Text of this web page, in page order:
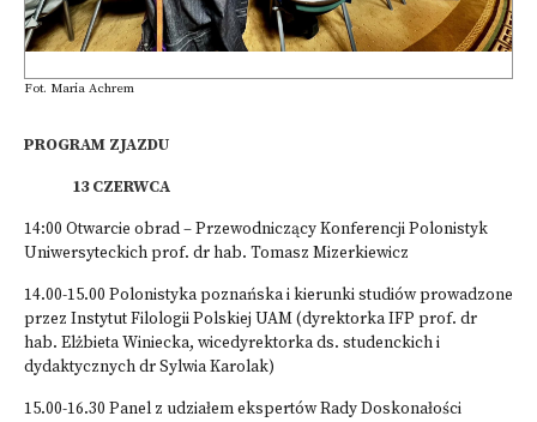
Fot. Maria Achrem
PROGRAM ZJAZDU
13 CZERWCA
14:00 Otwarcie obrad – Przewodniczący Konferencji Polonistyk
Uniwersyteckich prof. dr hab. Tomasz Mizerkiewicz
14.00-15.00 Polonistyka poznańska i kierunki studiów prowadzone
przez Instytut Filologii Polskiej UAM (dyrektorka IFP prof. dr
hab. Elżbieta Winiecka, wicedyrektorka ds. studenckich i
dydaktycznych dr Sylwia Karolak)
15.00-16.30 Panel z udziałem ekspertów Rady Doskonałości